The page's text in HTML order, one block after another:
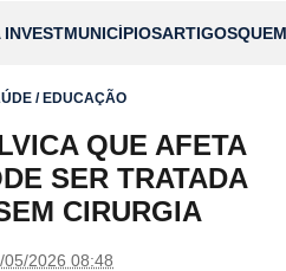
INVESTMUNICÍPIOSARTIGOS
/ EDUCAÇÃO
QUE AFETA
SER TRATADA
CIRURGIA
05/2026 08:48